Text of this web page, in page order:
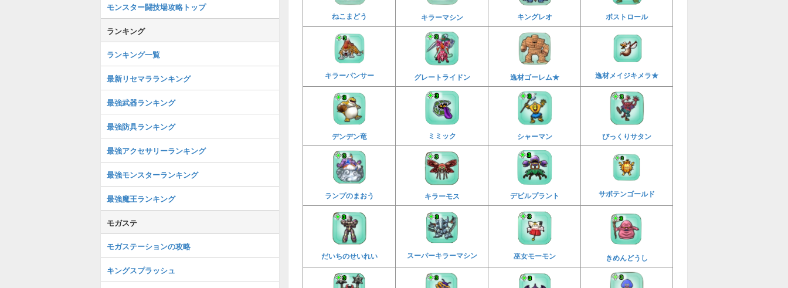
ねこまどう キラーマシン キングレオ ボストロール
キラーパンサー グレートライドン 逸材ゴーレム★ 逸材メイジキメラ★
デンデン竜 ミミック シャーマン びっくりサタン
ランプのまおう キラーモス デビルプラント サボテンゴールド
だいちのせいれい スーパーキラーマシン 巫女モーモン きめんどうし
モンスター闘技場攻略トップ
ランキング
ランキング一覧
最新リセマラランキング
最強武器ランキング
最強防具ランキング
最強アクセサリーランキング
最強モンスターランキング
最強魔王ランキング
モガステ
モガステーションの攻略
キングスプラッシュ